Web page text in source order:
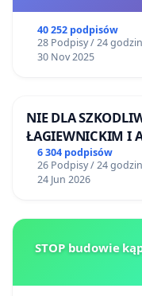
40 252 podpisów
28 Podpisy / 24 godzin
30 Nov 2025
NIE DLA
ŁAGIEWNICKIM I
6 304 podpisów
26 Podpisy / 24 godzin
24 Jun 2026
STOP budowie